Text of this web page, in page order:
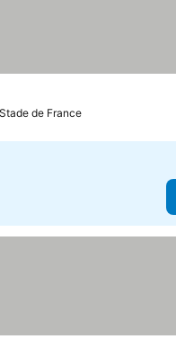
de France